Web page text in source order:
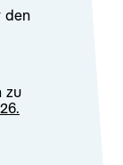
den
zu